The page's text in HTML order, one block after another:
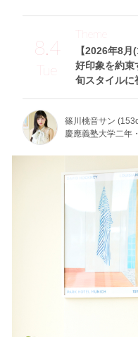
8.4
Tue
【2026年8月
好印象を約束
旬スタイル
Theme
篠川桃音サン
慶應義塾大学二年